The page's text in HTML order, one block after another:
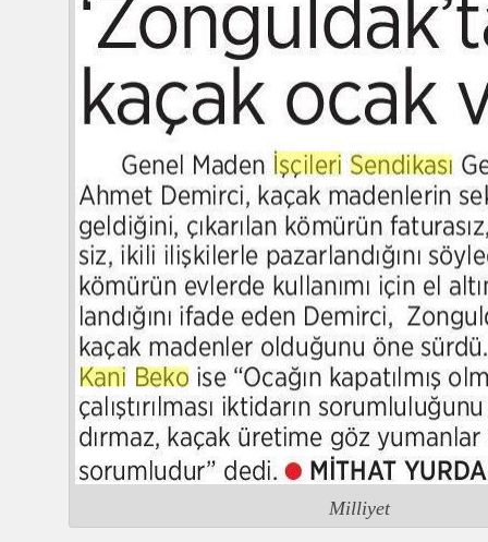
Milliyet